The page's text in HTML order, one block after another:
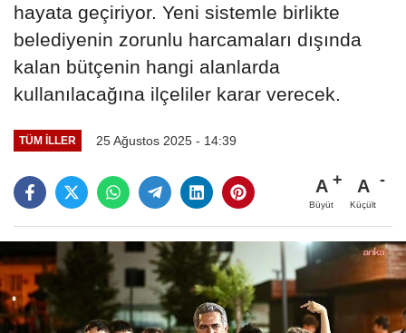
hayata geçiriyor. Yeni sistemle birlikte
belediyenin zorunlu harcamaları dışında
kalan bütçenin hangi alanlarda
kullanılacağına ilçeliler karar verecek.
TÜM İLLER 25 Ağustos 2025 - 14:39
A
Büyüt
A
Küçült